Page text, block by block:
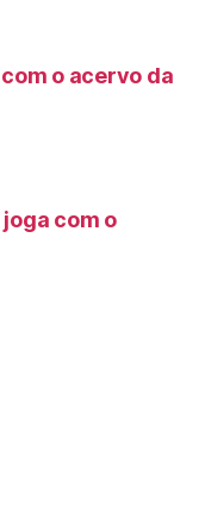
o acervo da
com o